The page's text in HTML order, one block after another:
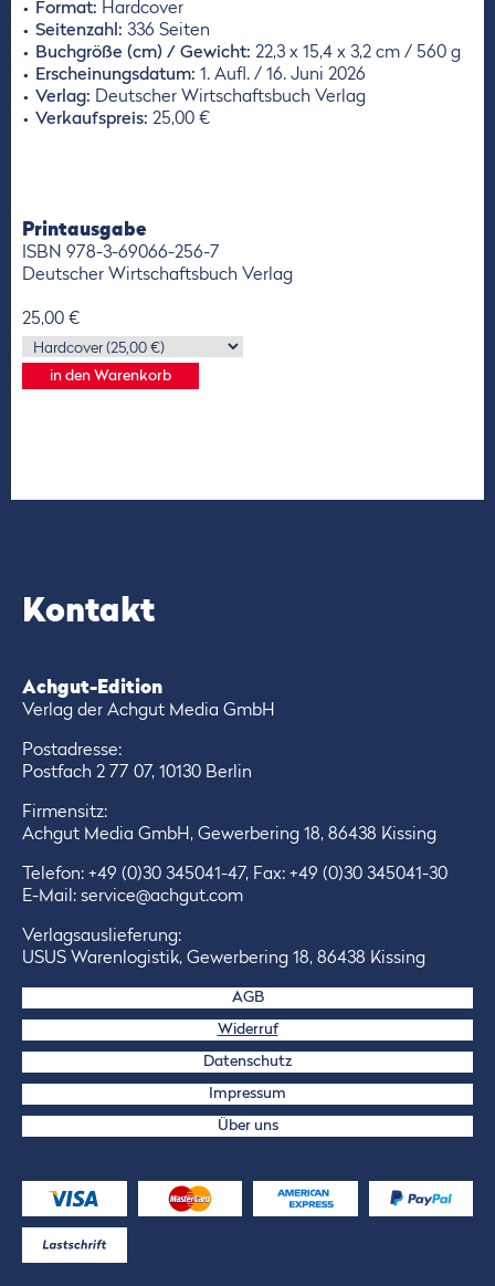
Format: Hardcover
Seitenzahl: 336 Seiten
Buchgröße (cm) / Gewicht: 22,3 x 15,4 x 3,2 cm / 560 g
Erscheinungsdatum: 1. Aufl. / 16. Juni 2026
Verlag: Deutscher Wirtschaftsbuch Verlag
Verkaufspreis: 25,00 €
Printausgabe
ISBN 978-3-69066-256-7
Deutscher Wirtschaftsbuch Verlag
25,00 €
Kontakt
Achgut-Edition
Verlag der Achgut Media GmbH
Postadresse:
Postfach 2 77 07, 10130 Berlin
Firmensitz:
Achgut Media GmbH, Gewerbering 18, 86438 Kissing
Telefon: +49 (0)30 345041-47, Fax: +49 (0)30 345041-30
E-Mail: service@achgut.com
Verlagsauslieferung:
USUS Warenlogistik, Gewerbering 18, 86438 Kissing
AGB
Widerruf
Datenschutz
Impressum
Über uns